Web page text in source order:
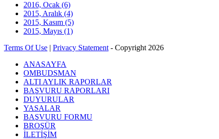
2016, Ocak (6)
2015, Aralık (4)
2015, Kasım (5)
2015, Mayıs (1)
Terms Of Use | Privacy Statement - Copyright 2026
ANASAYFA
OMBUDSMAN
ALTI AYLIK RAPORLAR
BAŞVURU RAPORLARI
DUYURULAR
YASALAR
BAŞVURU FORMU
BROŞÜR
İLETİŞİM